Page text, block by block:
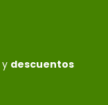
y descuentos